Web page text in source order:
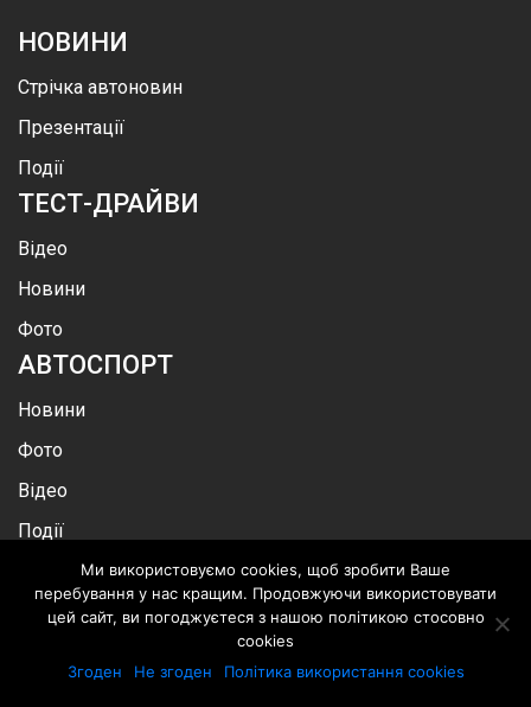
НОВИНИ
Стрічка автоновин
Презентації
Події
ТЕСТ-ДРАЙВИ
Відео
Новини
Фото
АВТОСПОРТ
Новини
Фото
Відео
Події
Ралі Дакар
MOTORCAR
Ми використовуємо cookies, щоб зробити Ваше
перебування у нас кращим. Продовжуючи використовувати
цей сайт, ви погоджуєтеся з нашою політикою стосовно
cookies
Згоден
Не згоден Політика використання cookies